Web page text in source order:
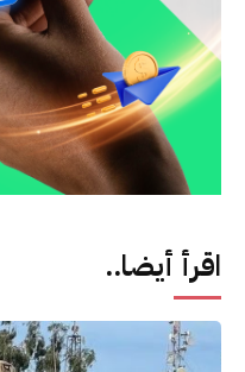
اقرأ أيضا..